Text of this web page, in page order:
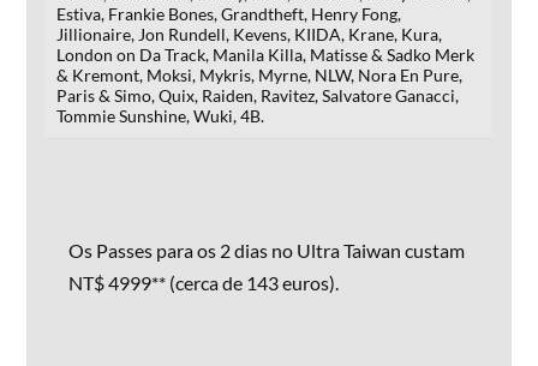
Estiva, Frankie Bones, Grandtheft, Henry Fong,
Jillionaire, Jon Rundell, Kevens, KIIDA, Krane, Kura,
London on Da Track, Manila Killa, Matisse & Sadko Merk
& Kremont, Moksi, Mykris, Myrne, NLW, Nora En Pure,
Paris & Simo, Quix, Raiden, Ravitez, Salvatore Ganacci,
Tommie Sunshine, Wuki, 4B.
Os Passes para os 2 dias no Ultra Taiwan custam
NT$ 4999** (cerca de 143 euros).